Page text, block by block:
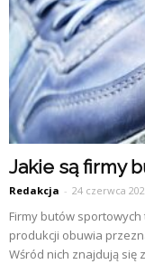
Jakie są firmy
Redakcja - 24 czerwca
Firmy butów
produkcji obuwia
Wśród nich znajdują się